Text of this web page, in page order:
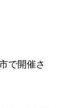
で開催さ